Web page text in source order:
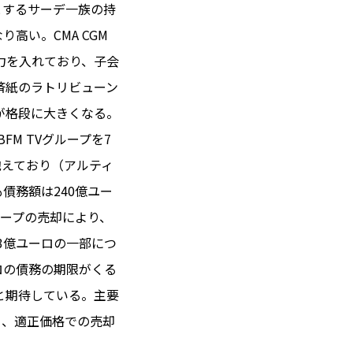
14℃ / 12℃
／ JP 10:01
182.60円
せ
シー
るサーデ一族の持
高い。CMA CGM
入れており、子会
のラトリビューン
段に大きくなる。
TVグループを7
ており（アルティ
務額は240億ユー
の売却により、
ユーロの一部につ
債務の期限がくる
待している。主要
適正価格での売却